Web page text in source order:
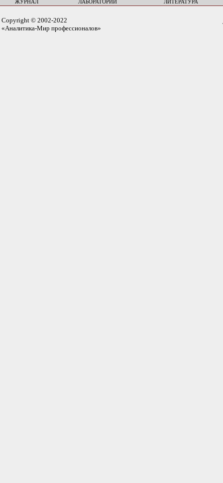
ЖУРНАЛ ЛАБОРАТОРИИ ЛИТЕРАТУРА
Copyright © 2002-2022
«Аналитика-Мир профессионалов»